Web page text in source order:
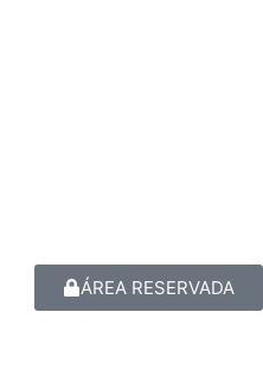
ÁREA RESERVADA